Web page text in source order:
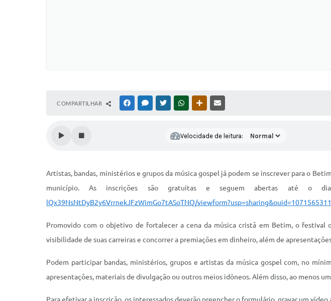
COMPARTILHAR FACEBOOKMESSENGER
TWITTERWHATSAPPOUTRAS MÍDIAS
Velocidade de leitura:
Artistas, bandas, ministérios e grupos da música gospel já podem se inscrever para o
município. As inscrições são gratuitas e seguem abertas até
lQx39NsNtDyB2y6VrrnekJFzWimGo7tASoTNQ/
Promovido com o objetivo de fortalecer a cena da música cristã em Betim, o
visibilidade de suas carreiras e concorrer a premiações em dinheiro, além de
Podem participar bandas, ministérios, grupos e artistas da música gospel com, no
apresentações, materiais de divulgação ou outros meios idôneos. Além disso, ao menos